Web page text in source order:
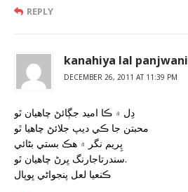
REPLY
kanahiya lal panjwani
DECEMBER 26, 2011 AT 11:39 PM
دِل ۾ ڪا اميد جڳائڻ چاھيان ٿو
محبتن جا ڪي ديپ جلائڻ چاھيا ٿو
پِريم نگر ۾ ھڪ بستي بڻائي
سندرتاجارنگ ڀرڻ چاھيان ٿو.
ڪنعيا لعل پنجواڻي ڀوپال